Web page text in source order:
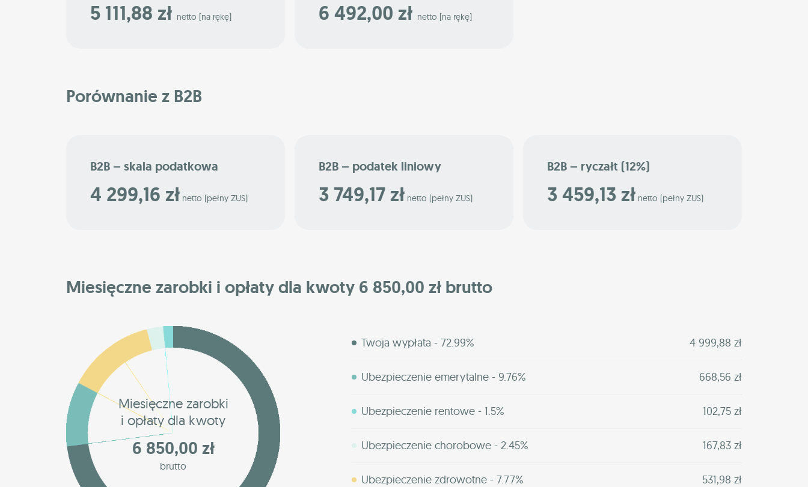
5 111,88 zł netto [na rękę] 6 492,00 zł netto [na rękę]
Porównanie z B2B
B2B – skala podatkowa
4 299,16 zł netto (pełny ZUS)
B2B – podatek liniowy
3 749,17 zł netto (pełny ZUS)
B2B – ryczałt (12%)
3 459,13 zł netto (pełny ZUS)
Miesięczne zarobki i opłaty dla kwoty 6 850,00 zł brutto
Miesięczne zarobki
i opłaty dla kwoty
6 850,00 zł
brutto
Twoja wypłata - 72.99% 4 999,88 zł
Ubezpieczenie emerytalne - 9.76% 668,56 zł
Ubezpieczenie rentowe - 1.5% 102,75 zł
Ubezpieczenie chorobowe - 2.45% 167,83 zł
Ubezpieczenie zdrowotne - 7.77% 531,98 zł